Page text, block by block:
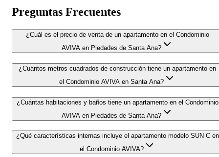
Preguntas Frecuentes
¿Cuál es el precio de venta de un apartamento en el Condominio
AVIVA en Piedades de Santa Ana?
¿Cuántos metros cuadrados de construcción tiene un apartamento en
el Condominio AVIVA en Santa Ana?
¿Cuántas habitaciones y baños tiene un apartamento en el Condominio
AVIVA en Piedades de Santa Ana?
¿Qué características internas incluye el apartamento modelo SUN C en
el Condominio AVIVA?